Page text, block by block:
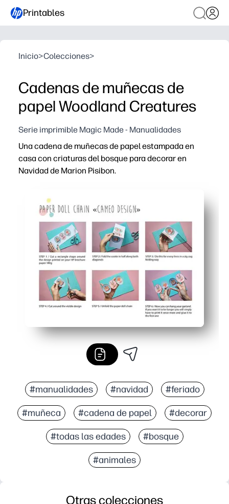
Printables
Inicio>Colecciones>
Cadenas de muñecas de
papel Woodland Creatures
Serie imprimible Magic Made - Manualidades
Una cadena de muñecas de papel estampada en
casa con criaturas del bosque para decorar en
Navidad de Marion Pisibon.
Mantiene a los niños ocupados, ideal para practicar
Perfecto para las aulas y las noches familiares: una
Reimprime tantos como necesites: mezcla animales
#manualidades #navidad #feriado
#muñeca #cadena de papel #decorar
#todas las edades #bosque
#animales
Otras colecciones